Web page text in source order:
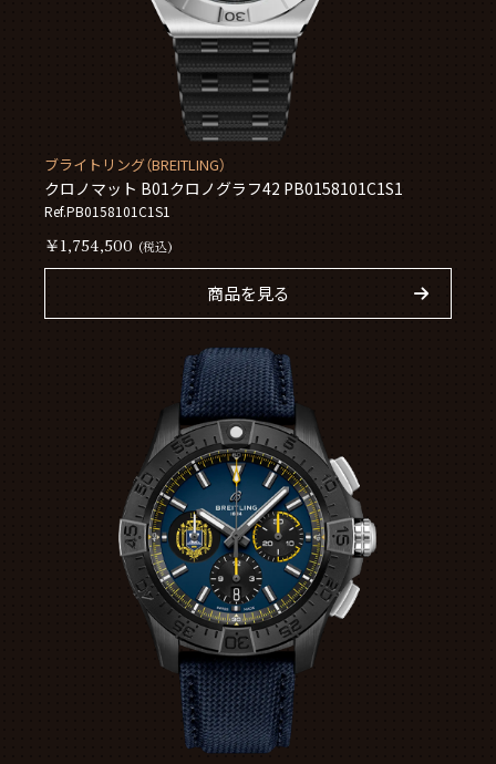
ブライトリング（BREITLING）
クロノマット B01クロノグラフ42 PB0158101C1S1
Ref.PB0158101C1S1
￥1,754,500 (税込)
商品を見る